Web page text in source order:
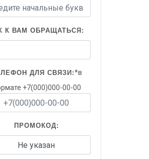
К ВАМ ОБРАЩАТЬСЯ:
ДЛЯ СВЯЗИ:*в
+7(000)000-00-00
ПРОМОКОД: